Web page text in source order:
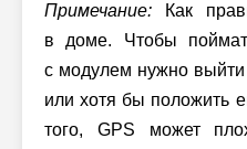
Примечание: Как
в доме. Чтобы
с модулем нужно
или хотя бы положить
того, GPS может